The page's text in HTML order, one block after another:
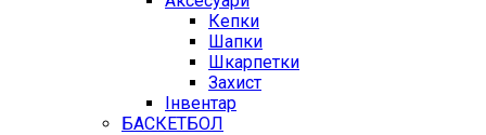
Кепки
Шапки
Шкарпетки
Захист
Інвентар
БАСКЕТБОЛ